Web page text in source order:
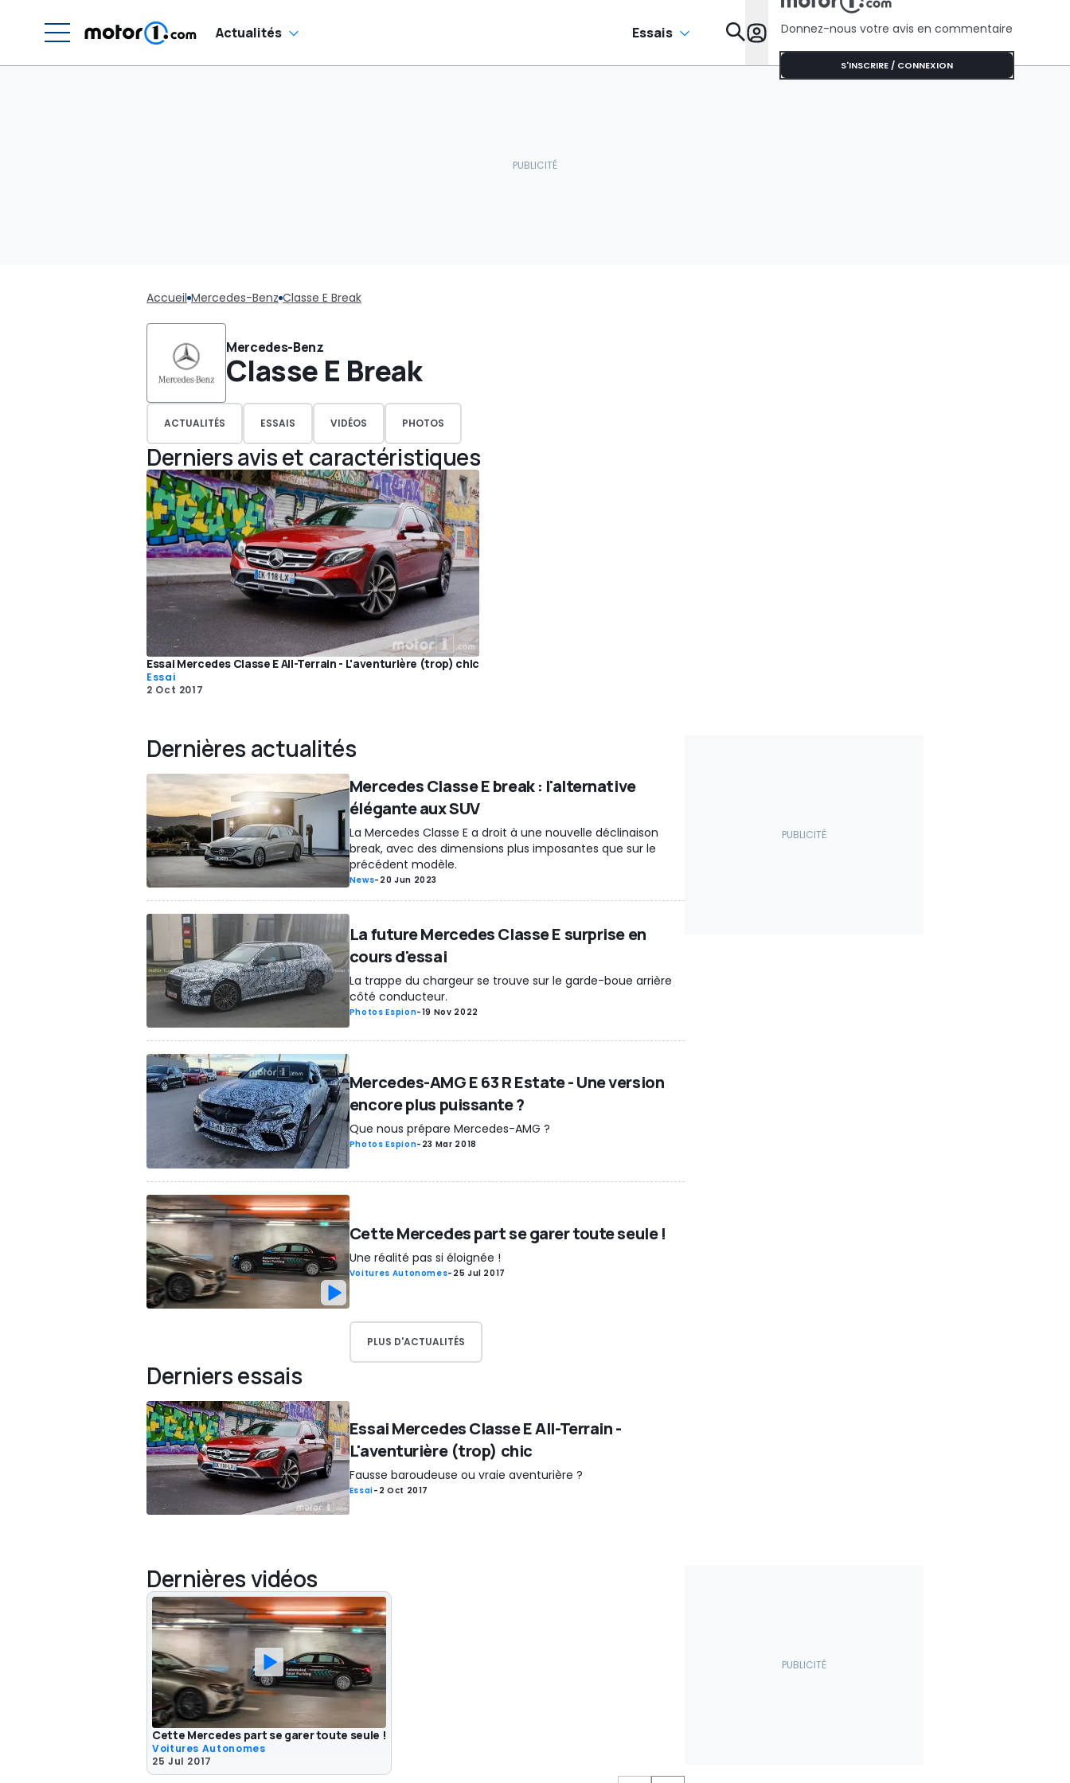
Actualités Essais Donnez-nous votre avis en commentaire
S'INSCRIRE / CONNEXION
Accueil Mercedes-Benz Classe E Break
Mercedes-Benz
Classe E Break
ACTUALITÉS ESSAIS VIDÉOS PHOTOS
Derniers avis et caractéristiques
Essai Mercedes Classe E All-Terrain - L'aventurière (trop) chic
Essai
2 Oct 2017
Dernières actualités
Mercedes Classe E break : l'alternative
élégante aux SUV
La Mercedes Classe E a droit à une nouvelle déclinaison
break, avec des dimensions plus imposantes que sur le
précédent modèle.
News- 20 Jun 2023
La future Mercedes Classe E surprise en
cours d'essai
La trappe du chargeur se trouve sur le garde-boue arrière
côté conducteur.
Photos Espion-19 Nov 2022
Mercedes-AMG E 63 R Estate - Une version
encore plus puissante ?
Que nous prépare Mercedes-AMG ?
Photos Espion- 23 Mar 2018
Cette Mercedes part se garer toute seule !
Une réalité pas si éloignée !
Voitures Autonomes- 25 Jul 2017
PLUS D'ACTUALITÉS
Derniers essais
Essai Mercedes Classe E All-Terrain -
L'aventurière (trop) chic
Fausse baroudeuse ou vraie aventurière ?
Essai- 2 Oct 2017
Dernières vidéos
Cette Mercedes part se garer toute seule !
Voitures Autonomes
25 Jul 2017